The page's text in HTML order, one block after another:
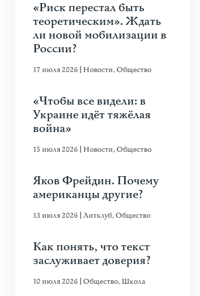
«Риск перестал быть
теоретическим». Ждать
ли новой мобилизации в
России?
17 июля 2026 Новости,Общество
«Чтобы все видели: в
Украине идёт тяжёлая
война»
15 июля 2026 Новости,Общество
Яков Фрейдин. Почему
американцы другие?
13 июля 2026 Литклуб,Общество
Как понять, что текст
заслуживает доверия?
10 июля 2026 Общество, Школа